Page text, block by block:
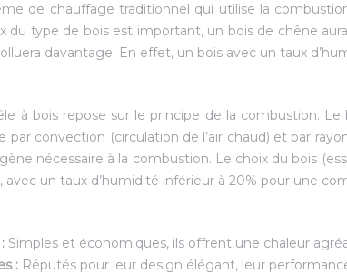
de chauffage traditionnel qui utilise la
du type de bois est important, un bois de chêne
davantage. En effet, un bois avec un taux
à bois repose sur le principe de la combustion.
par convection (circulation de l’air chaud) et par
nécessaire à la combustion. Le choix du bois
un taux d’humidité inférieur à 20% pour une
Simples et économiques, ils offrent une chaleur
: Réputés pour leur design élégant, leur